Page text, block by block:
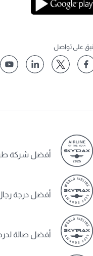
على تواصل
أفضل شركة
أفضل درجة
أفضل صالة